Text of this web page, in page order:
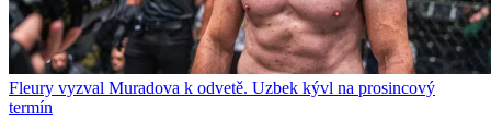
Fleury vyzval Muradova k odvetě. Uzbek kývl na prosincový
termín